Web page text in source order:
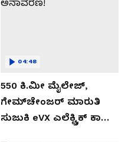
550 ಕಿ.ಮೀ ಮೈಲೇಜ್,
ಗೇಮ್‌ಚೇಂಜರ್ ಮಾರುತಿ
ಸುಜುಕಿ eVX ಎಲೆಕ್ಟ್ರಿಕ್ ಕಾರು
04:48